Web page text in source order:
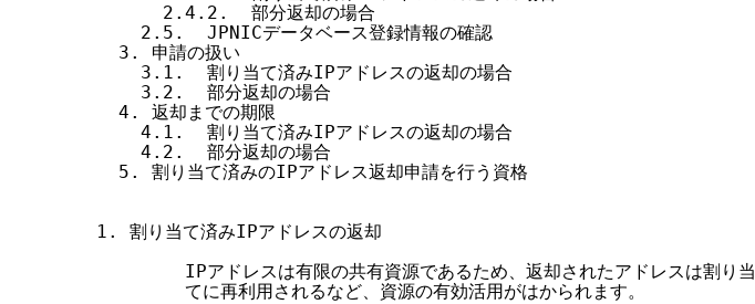
      2.4.2.  部分返却の場合
    2.5.  JPNICデータベース登録情報の確認
  3. 申請の扱い
    3.1.  割り当て済みIPアドレスの返却の場合
    3.2.  部分返却の場合
  4. 返却までの期限
    4.1.  割り当て済みIPアドレスの返却の場合
    4.2.  部分返却の場合
  5. 割り当て済みのIPアドレス返却申請を行う資格
1. 割り当て済みIPアドレスの返却
        IPアドレスは有限の共有資源であるため、返却されたアドレスは割り当
        てに再利用されるなど、資源の有効活用がはかられます。